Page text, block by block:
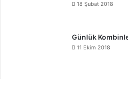
18 Şubat 2018
Günlük
11 Ekim 2018